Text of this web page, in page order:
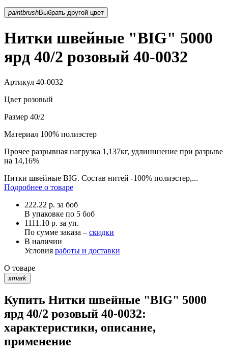
paintbrush Выбрать другой цвет
Нитки швейные "BIG" 5000
ярд 40/2 розовый 40-0032
Артикул 40-0032
Цвет розовый
Размер 40/2
Материал 100% полиэстер
Прочее разрывная нагрузка 1,137кг, удлинннение при разрыве
на 14,16%
Нитки швейные BIG. Состав нитей -100% полиэстер,...
Подробнее о товаре
222.22 р. за боб
В упаковке по 5 боб
1111.10 р. за уп.
По сумме заказа – скидки
В наличии
Условия работы и доставки
О товаре
xmark
Купить Нитки швейные "BIG" 5000
ярд 40/2 розовый 40-0032:
характеристики, описание,
применение